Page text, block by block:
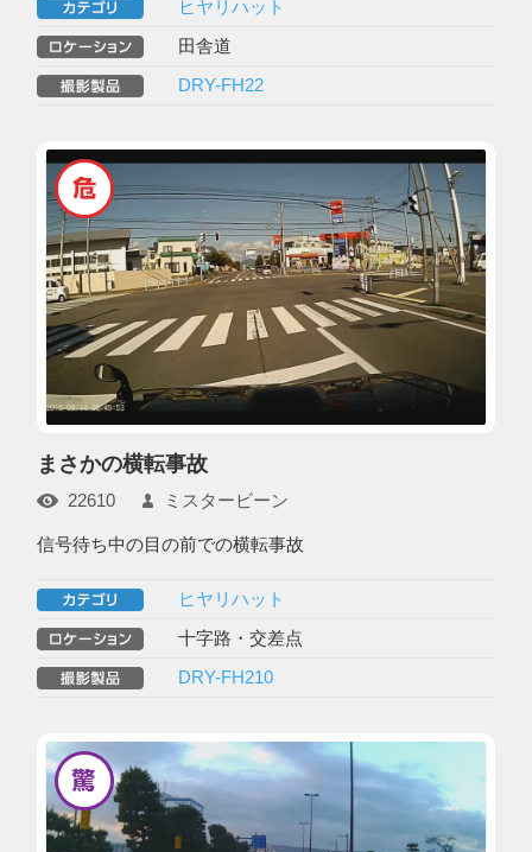
ヒヤリハット
田舎道
DRY-FH22
まさかの横転事故
22610 ミスタービーン
信号待ち中の目の前での横転事故
ヒヤリハット
十字路・交差点
DRY-FH210